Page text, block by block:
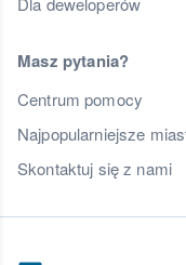
Masz pytania?
Centrum pomocy
Najpopularniejsze
Skontaktuj się z nami